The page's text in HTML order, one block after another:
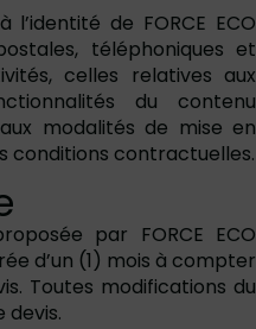
de FORCE ECO
téléphoniques et
celles relatives aux
du contenu
modalités de mise en
conditions contractuelles.
par FORCE ECO
d’un (1) mois à compter
Toutes modifications du
devis.